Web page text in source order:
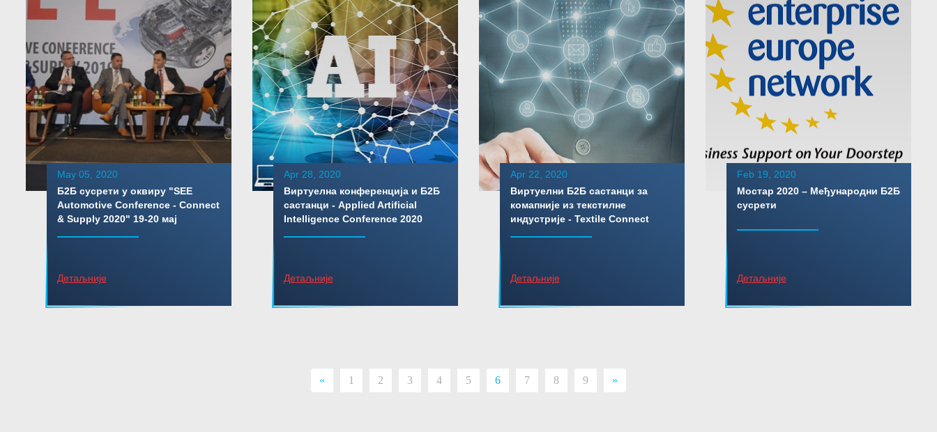
May 05, 2020
Б2Б сусрети у оквиру "SEE
Automotive Conference - Connect
& Supply 2020" 19-20 мај
Детаљније
Apr 28, 2020
Виртуелна конференција и Б2Б
састанци - Applied Artificial
Intelligence Conference 2020
Детаљније
Apr 22, 2020
Виртуелни Б2Б састанци за
комапније из текстилне
индустрије - Textile Connect
Детаљније
Feb 19, 2020
Мостар 2020 – Међународни Б2Б
сусрети
Детаљније
« 1 2 3 4 5 6 7 8 9 »